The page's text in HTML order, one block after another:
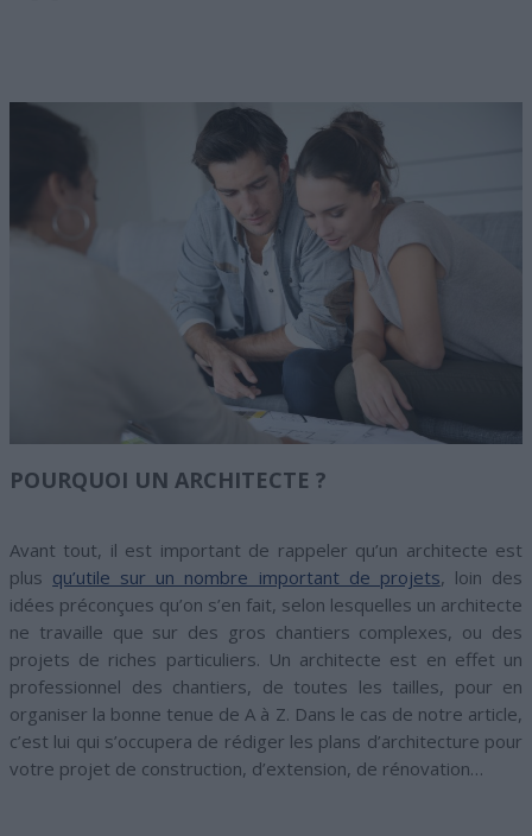
POURQUOI UN ARCHITECTE ?
Avant tout, il est important de rappeler qu’un architecte est
plus qu’utile sur un nombre important de projets, loin des
idées préconçues qu’on s’en fait, selon lesquelles un architecte
ne travaille que sur des gros chantiers complexes, ou des
projets de riches particuliers. Un architecte est en effet un
professionnel des chantiers, de toutes les tailles, pour en
organiser la bonne tenue de A à Z. Dans le cas de notre article,
c’est lui qui s’occupera de rédiger les plans d’architecture pour
votre projet de construction, d’extension, de rénovation…